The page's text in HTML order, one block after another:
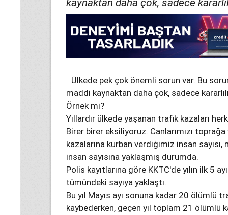
kaynaktan daha çok, sadece
Ülkede pek çok önemli sorun var. Bu
maddi kaynaktan daha çok, sadece
Örnek mi?
Yıllardır ülkede yaşanan trafik kazaları
Birer birer eksiliyoruz. Canlarımızı
kazalarına kurban verdiğimiz insan
insan sayısına yaklaşmış durumda.
Polis kayıtlarına göre KKTC'de yılın ilk 5
tümündeki sayıya yaklaştı.
Bu yıl Mayıs ayı sonuna kadar 20 ölümlü
kaybederken, geçen yıl toplam 21 ölümlü